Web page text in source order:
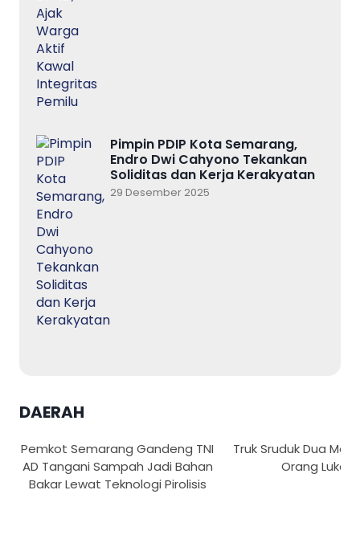
Pimpin PDIP Kota Semarang,
Endro Dwi Cahyono Tekankan
Soliditas dan Kerja Kerakyatan
29 Desember 2025
DAERAH
Pemkot Semarang Gandeng TNI
AD Tangani Sampah Jadi Bahan
Bakar Lewat Teknologi Pirolisis
Truk Sruduk Dua
Orang Luka